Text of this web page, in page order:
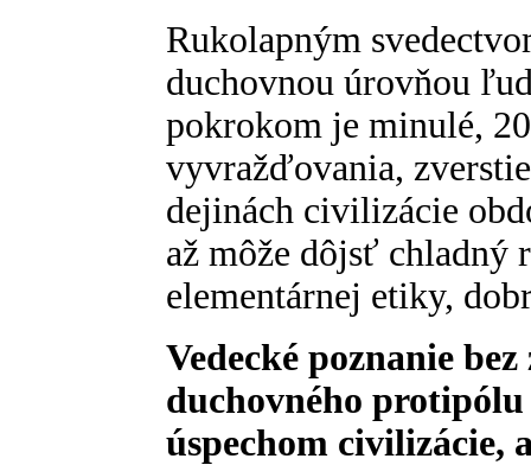
Rukolapným
duchovnou úrovňou
pokrokom je minulé,
vyvražďovania,
dejinách civilizácie
až môže dôjsť chladný
elementárnej etiky,
Vedecké poznanie
duchovného
úspechom civilizácie,